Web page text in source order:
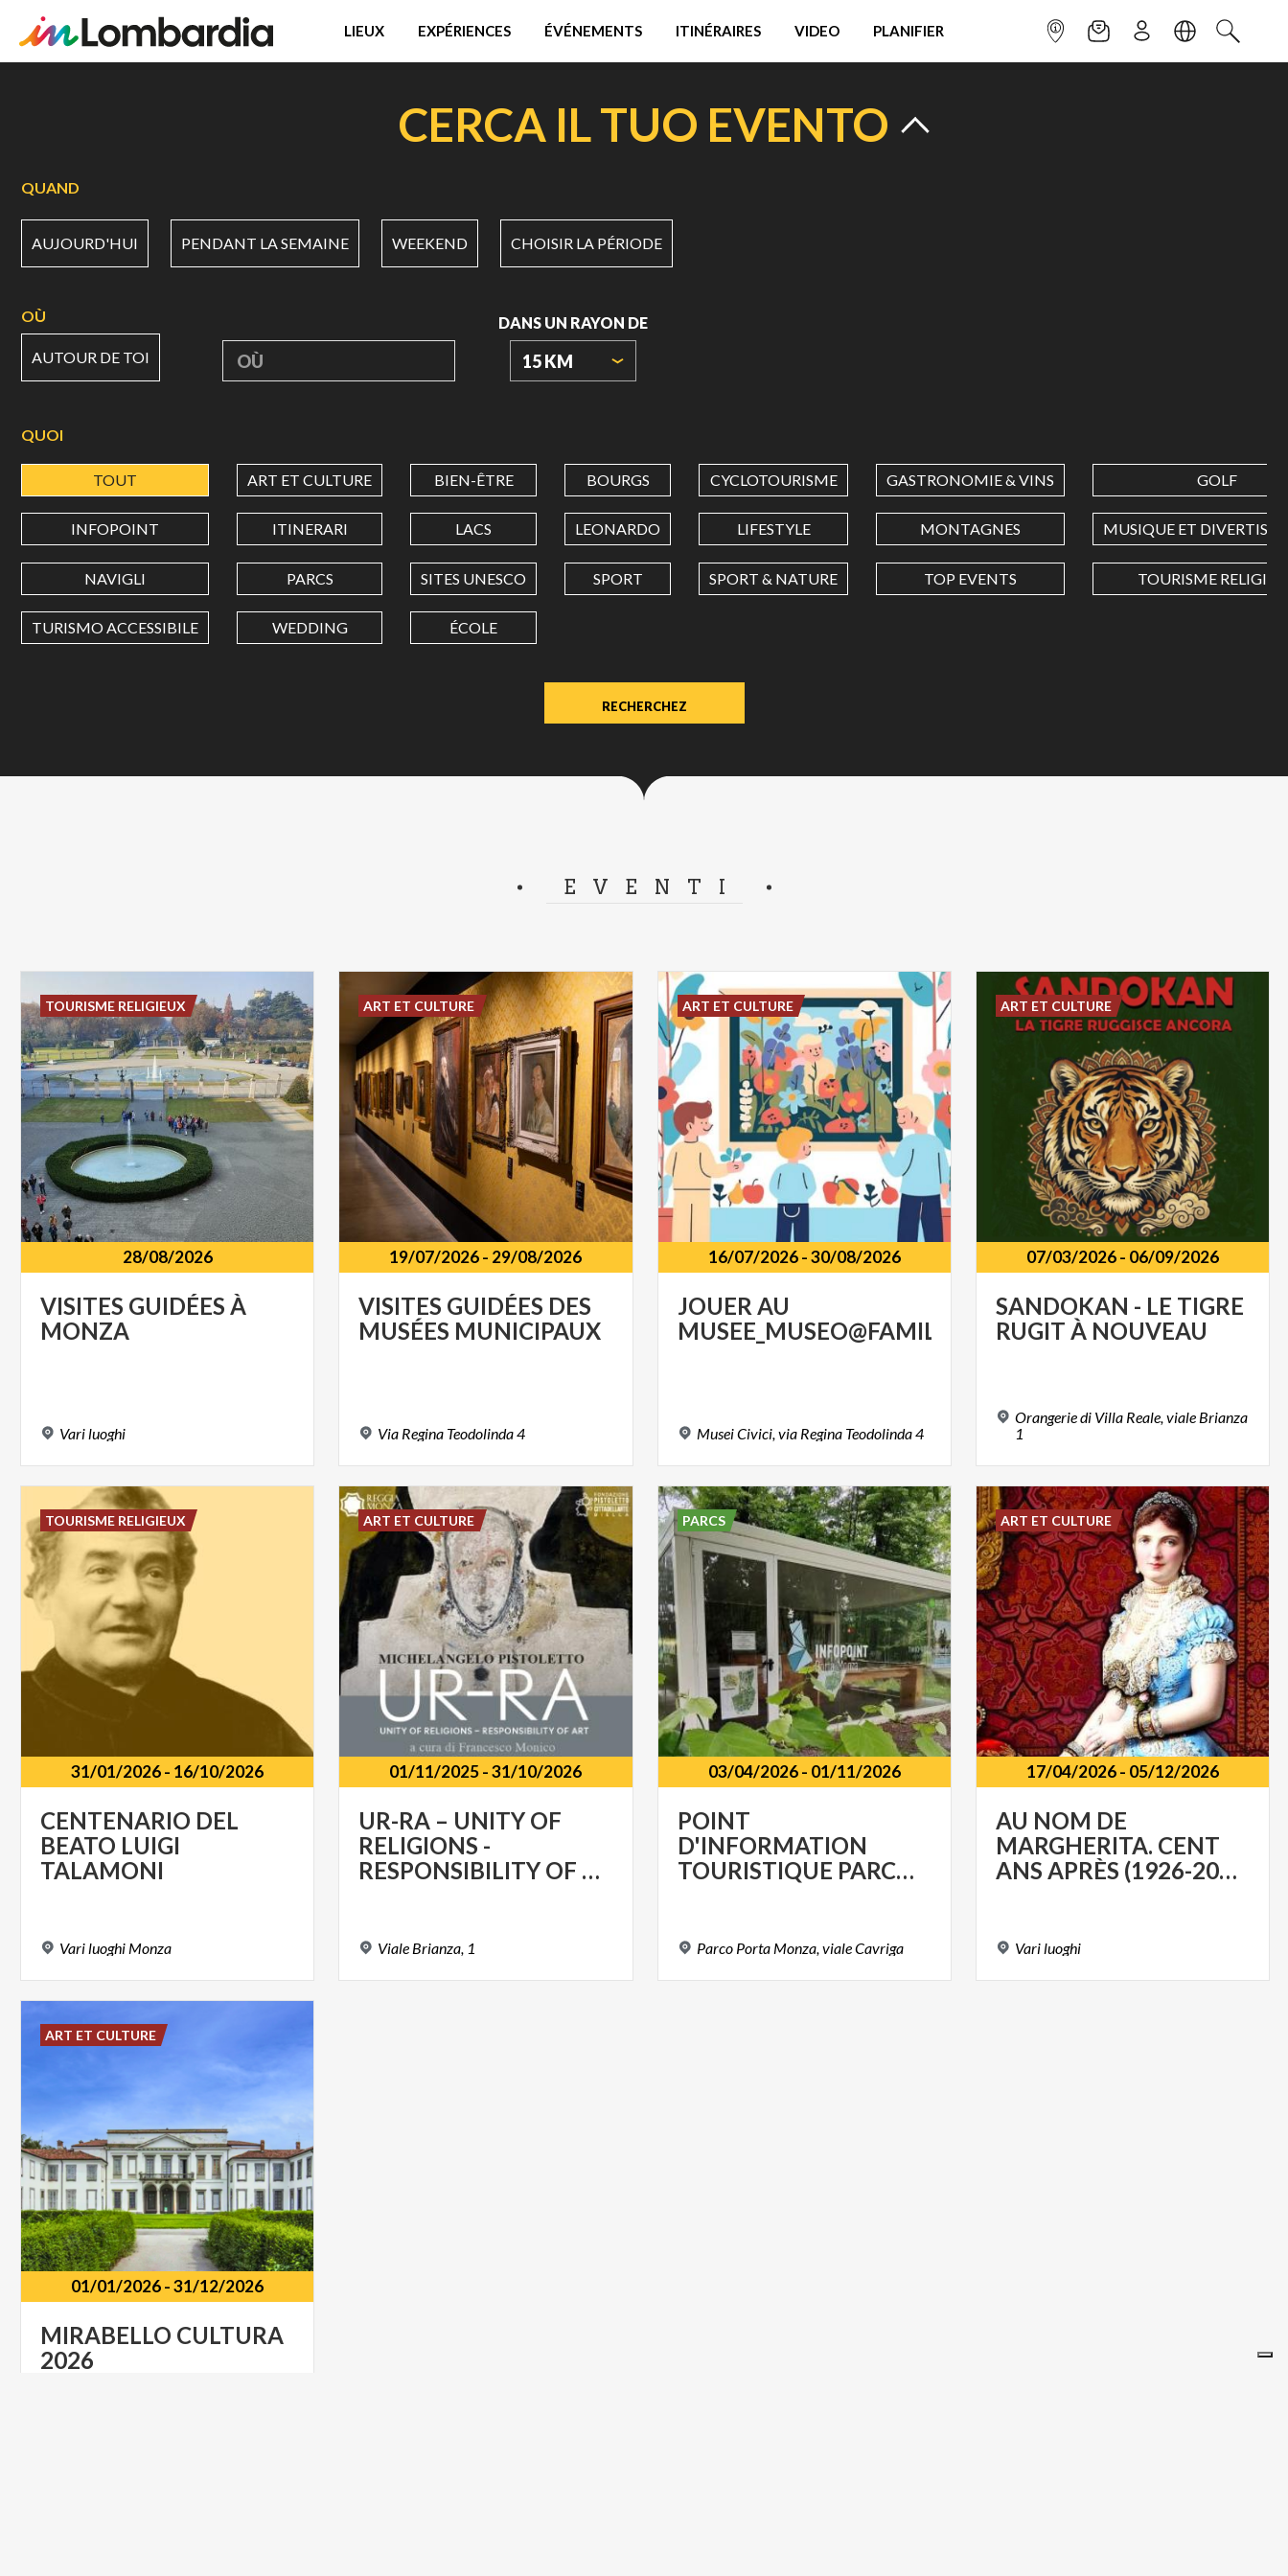
LIEUX EXPÉRIENCES ÉVÉNEMENTS ITINÉRAIRES VIDEO PLANIFIER POINT INFONEWSLETTER
S'INSCRIRELANGUE
CERCA IL TUO EVENTO
QUAND
AUJOURD'HUI PENDANT LA SEMAINE WEEKEND CHOISIR LA PÉRIODE
OÙ
AUTOUR DE TOI OÙ
DANS UN RAYON DE
15 KM
LONGITUDE
dot
QUOI
TOUT ART ET CULTURE BIEN-ÊTRE BOURGS CYCLOTOURISME GASTRONOMIE & VINS GOLF
INFOPOINT ITINERARI LACS LEONARDO LIFESTYLE MONTAGNES MUSIQUE ET
NAVIGLI PARCS SITES UNESCO SPORT SPORT & NATURE TOP EVENTS TOURISME
TURISMO ACCESSIBILE WEDDING ÉCOLE
EVENTI
28/08/2026
VISITES GUIDÉES À
MONZA
Vari luoghi
TOURISME RELIGIEUX
19/07/2026- 29/08/2026
VISITES GUIDÉES DES
MUSÉES MUNICIPAUX
Via Regina Teodolinda4
ART ET CULTURE
16/07/2026-30/08/2026
JOUER AU
MUSEE_MUSEO@FAMILY
MuseiCivici, via Regina Teodolinda4
ART ET CULTURE
07/03/2026- 06/09/2026
SANDOKAN - LE TIGRE
RUGIT À NOUVEAU
Orangerie di Villa Reale, viale Brianza
1
ART ET CULTURE
31/01/2026- 16/10/2026
CENTENARIO DEL
BEATO LUIGI
TALAMONI
Vari luoghi Monza
TOURISME RELIGIEUX
01/11/2025-31/10/2026
UR-RA – UNITY OF
RELIGIONS -
RESPONSIBILITY OF ART
Viale Brianza, 1
ART ET CULTURE
03/04/2026- 01/11/2026
POINT
D'INFORMATION
TOURISTIQUE PARCO PORTA MONZA
Parco Porta Monza, vialeCavriga
PARCS
17/04/2026- 05/12/2026
AU NOM DE
MARGHERITA. CENT
ANS APRÈS (1926-2026)
Vari luoghi
ART ET CULTURE
01/01/2026-31/12/2026
MIRABELLO CULTURA
2026
ART ET CULTURE